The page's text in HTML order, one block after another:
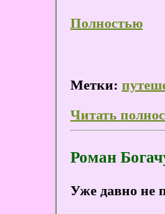
Полностью
Метки:
Читать
Роман
Уже давно не